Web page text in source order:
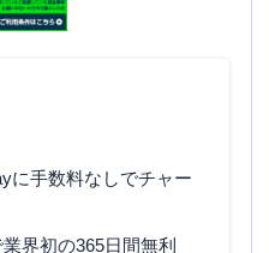
に手数料なしでチャー
界初の365日間無利